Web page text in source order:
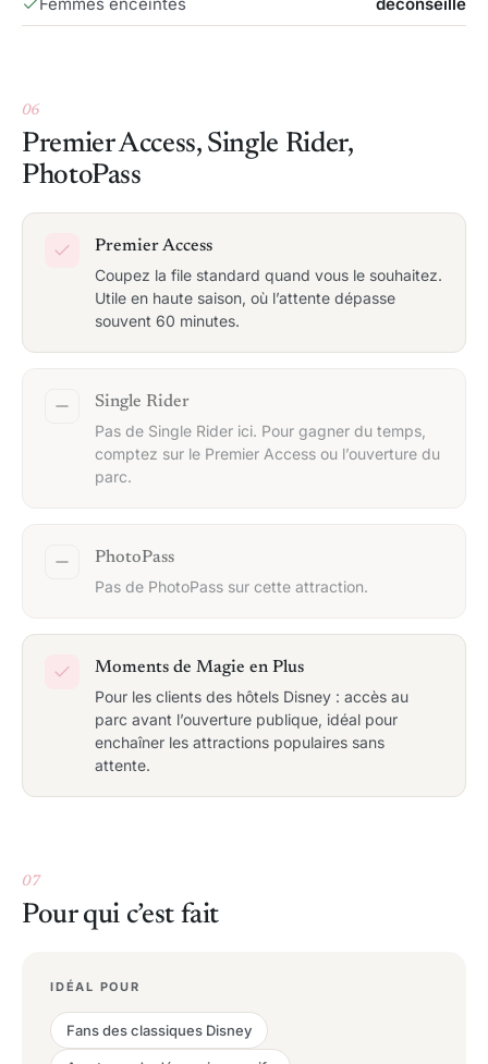
Femmes enceintes déconseillé
06
Premier Access, Single Rider,
PhotoPass
Premier Access
Coupez la file standard quand vous le souhaitez.
Utile en haute saison, où l’attente dépasse
souvent 60 minutes.
Single Rider
Pas de Single Rider ici. Pour gagner du temps,
comptez sur le Premier Access ou l’ouverture du
parc.
PhotoPass
Pas de PhotoPass sur cette attraction.
Moments de Magie en Plus
Pour les clients des hôtels Disney : accès au
parc avant l’ouverture publique, idéal pour
enchaîner les attractions populaires sans
attente.
07
Pour qui c’est fait
IDÉAL POUR
Fans des classiques Disney